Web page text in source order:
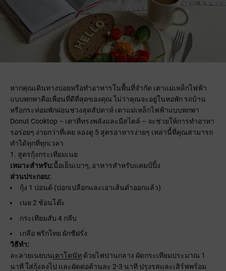
หากคุณเดินทางบ่อยหรือทำอาหารในพื้นที่จำกัด เตาแม่เหล็กไฟฟ้า
แบบพกพาคือเพื่อนที่ดีที่สุดของคุณ ไม่ว่าคุณจะอยู่ในหอพัก รถบ้าน
หรือกระท่อมพักผ่อนช่วงสุดสัปดาห์ เตาแม่เหล็กไฟฟ้าแบบพกพา
Donut Cooktop – เตาที่ทรงพลังและมีสไตล์ – จะช่วยให้การทำอาหา
รอร่อยๆ ง่ายกว่าที่เคย ลองดู 5 สูตรอาหารง่ายๆ เหล่านี้ที่คุณสามารถ
ทำได้ทุกที่ทุกเวลา
1. สูตรกุ้งกระเทียมเนย
เหมาะสำหรับ:มื้อเย็นเบาๆ, อาหารสำหรับแคมป์ปิ้ง
ส่วนประกอบ:
กุ้ง 1 ปอนด์ (ปอกเปลือกและเอาเส้นดำออกแล้ว)
เนย 2 ช้อนโต๊ะ
กระเทียมสับ 4 กลีบ
เกลือ พริกไทย ผักชีฝรั่ง
วิธีทำ:
ละลายเนยบนเตาโดนัท ด้วยไฟปานกลาง ผัดกระเทียมประมาณ 1
นาที ใส่กุ้งลงไป และผัดต่อด้านละ 2-3 นาที ปรุงรสและเสิร์ฟพร้อม